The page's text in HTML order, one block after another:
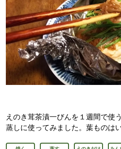
えのき茸茶漬一びんを１週間で
蒸しに使ってみました。葉ものは